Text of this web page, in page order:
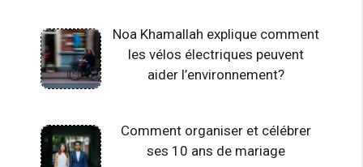
Noa Khamallah explique comment
les vélos électriques peuvent
aider l’environnement?
Comment organiser et célébrer
ses 10 ans de mariage